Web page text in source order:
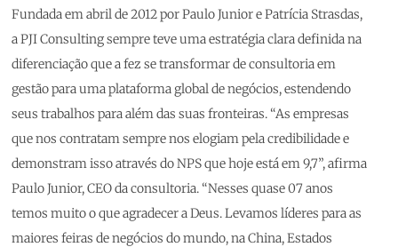
Fundada em abril de 2012 por Paulo Junior e Patrícia Strasdas,
a PJI Consulting sempre teve uma estratégia clara definida na
diferenciação que a fez se transformar de consultoria em
gestão para uma plataforma global de negócios, estendendo
seus trabalhos para além das suas fronteiras. “As empresas
que nos contratam sempre nos elogiam pela credibilidade e
demonstram isso através do NPS que hoje está em 9,7”, afirma
Paulo Junior, CEO da consultoria. “Nesses quase 07 anos
temos muito o que agradecer a Deus. Levamos líderes para as
maiores feiras de negócios do mundo, na China, Estados